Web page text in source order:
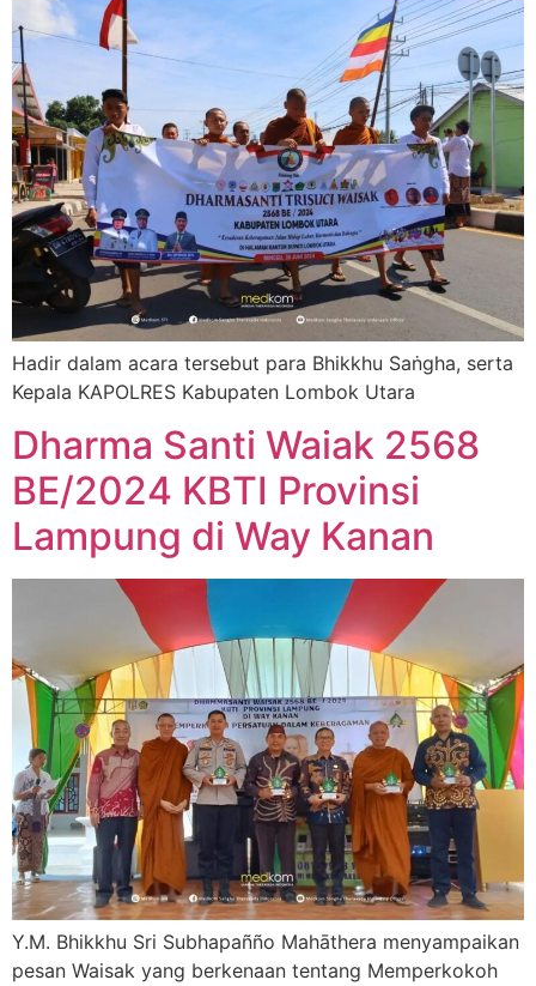
Hadir dalam acara tersebut para Bhikkhu Saṅgha, serta
Kepala KAPOLRES Kabupaten Lombok Utara
Dharma Santi Waiak 2568
BE/2024 KBTI Provinsi
Lampung di Way Kanan
Y.M. Bhikkhu Sri Subhapañño Mahāthera menyampaikan
pesan Waisak yang berkenaan tentang Memperkokoh